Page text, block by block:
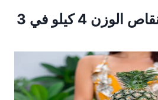
رجيم الأناناس لإنقاص الوزن 4 كيلو في 3